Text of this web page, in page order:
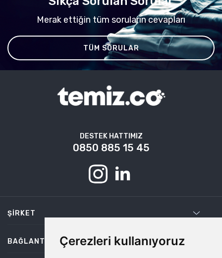
Çerezleri kullanıyoruz
Merak ettiğin tüm soruların cevapları
TÜM SORULAR
DESTEK HATTIMIZ
0850 885 15 45
ŞIRKET
BAĞLANTILAR